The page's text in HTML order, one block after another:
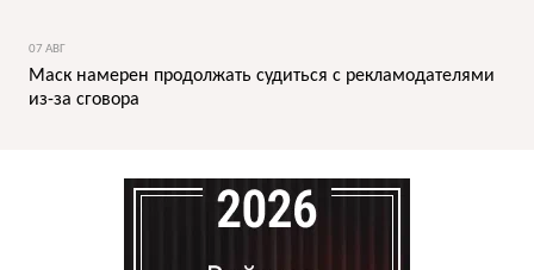
07 АВГ
Маск намерен продолжать судиться с рекламодателями
из-за сговора